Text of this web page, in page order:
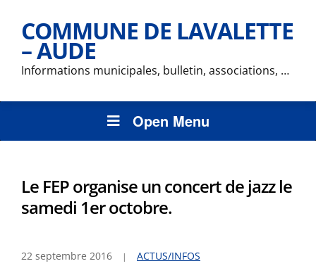
COMMUNE DE LAVALETTE
– AUDE
Informations municipales, bulletin, associations, …
Open Menu
Le FEP organise un concert de jazz le
samedi 1er octobre.
22 septembre 2016 ACTUS/INFOS